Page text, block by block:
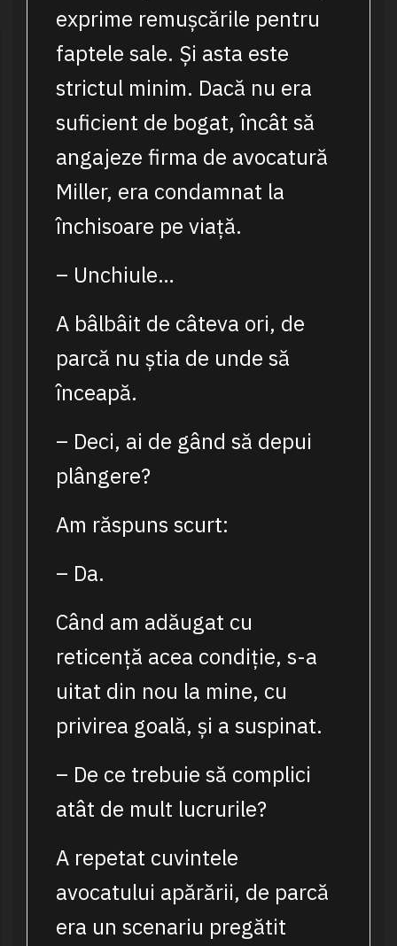
exprime remușcările pentru
faptele sale. Și asta este
strictul minim. Dacă nu era
suficient de bogat, încât să
angajeze firma de avocatură
Miller, era condamnat la
închisoare pe viață.
– Unchiule…
A bâlbâit de câteva ori, de
parcă nu știa de unde să
înceapă.
– Deci, ai de gând să depui
plângere?
Am răspuns scurt:
– Da.
Când am adăugat cu
reticență acea condiție, s-a
uitat din nou la mine, cu
privirea goală, și a suspinat.
– De ce trebuie să complici
atât de mult lucrurile?
A repetat cuvintele
avocatului apărării, de parcă
era un scenariu pregătit